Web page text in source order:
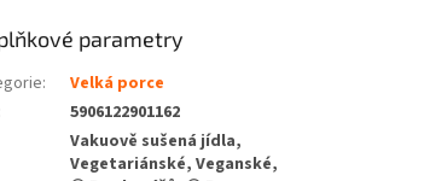
parametry
:
Velká porce
5906122901162
Vakuově sušená jídla,
Vegetariánské, Veganské,